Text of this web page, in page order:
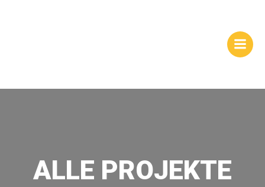
HOMEPAGEGESTALTUNG
ALLE PROJEKTE